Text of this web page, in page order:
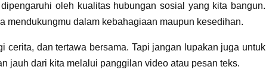
oleh kualitas hubungan sosial yang kita bangun.
mendukungmu dalam kebahagiaan maupun kesedihan.
cerita, dan tertawa bersama. Tapi jangan lupakan juga untuk
jauh dari kita melalui panggilan video atau pesan teks.